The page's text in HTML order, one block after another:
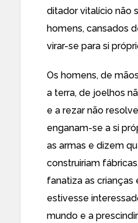
ditador vitalício não
homens, cansados
virar-se para si
Os homens, de
a terra, de joelhos
e a rezar não
enganam-se a si
as armas e dizem
construiriam
fanatiza as crianças
estivesse
mundo e a